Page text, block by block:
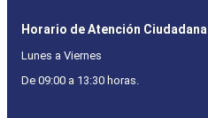
Horario de Atención Ciudadana
Lunes a Viernes
De 09:00 a 13:30 horas.